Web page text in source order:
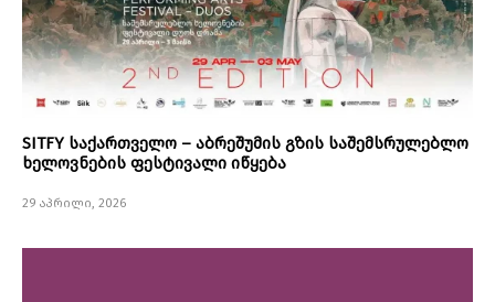
SITFY საქართველო – აბრეშუმის გზის საშემსრულებლო
ხელოვნების ფესტივალი იწყება
29 აპრილი, 2026